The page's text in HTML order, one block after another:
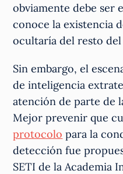
obviamente debe ser
conoce la existencia
ocultaría del resto
Sin embargo, el
de inteligencia
atención de parte de
Mejor prevenir que
protocolo para la
detección fue
SETI de la Academia